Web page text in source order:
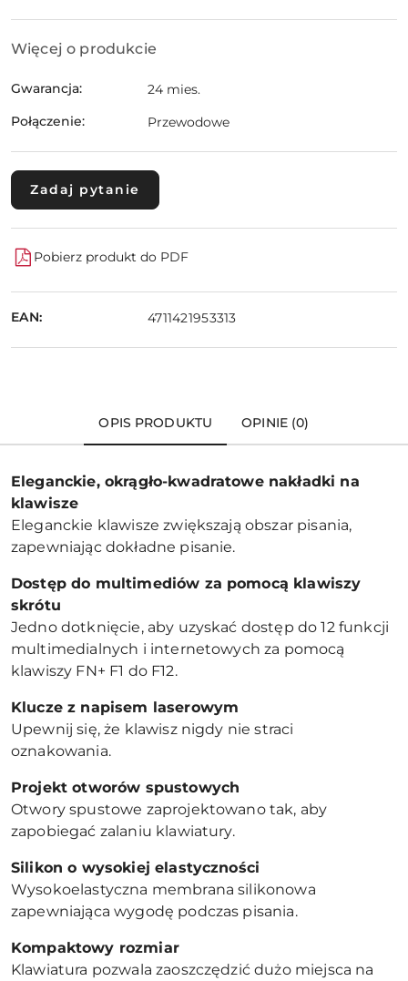
Więcej o produkcie
Gwarancja:
24 mies.
Połączenie:
Przewodowe
Zadaj pytanie
Pobierz produkt do PDF
EAN: 4711421953313
OPIS PRODUKTU OPINIE (0)
Eleganckie, okrągło-kwadratowe nakładki na
klawisze
Eleganckie klawisze zwiększają obszar pisania,
zapewniając dokładne pisanie.
Dostęp do multimediów za pomocą klawiszy
skrótu
Jedno dotknięcie, aby uzyskać dostęp do 12 funkcji
multimedialnych i internetowych za pomocą
klawiszy FN+ F1 do F12.
Klucze z napisem laserowym
Upewnij się, że klawisz nigdy nie straci
oznakowania.
Projekt otworów spustowych
Otwory spustowe zaprojektowano tak, aby
zapobiegać zalaniu klawiatury.
Silikon o wysokiej elastyczności
Wysokoelastyczna membrana silikonowa
zapewniająca wygodę podczas pisania.
Kompaktowy rozmiar
Klawiatura pozwala zaoszczędzić dużo miejsca na